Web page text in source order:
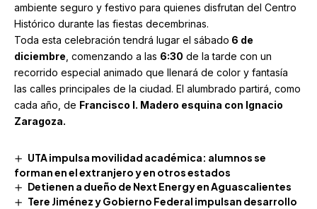
ambiente seguro y festivo para quienes disfrutan del Centro
Histórico durante las fiestas decembrinas.
Toda esta celebración tendrá lugar el sábado 6 de
diciembre , comenzando a las 6:30 de la tarde con un
recorrido especial animado que llenará de color y fantasía
las calles principales de la ciudad. El alumbrado partirá, como
cada año, de Francisco I. Madero esquina con Ignacio
Zaragoza.
UTA impulsa movilidad académica: alumnos se
forman en el extranjero y en otros estados
Detienen a dueño de Next Energy en Aguascalientes
Tere Jiménez y Gobierno Federal impulsan desarrollo